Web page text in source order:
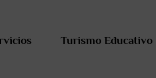
Turismo Educativo